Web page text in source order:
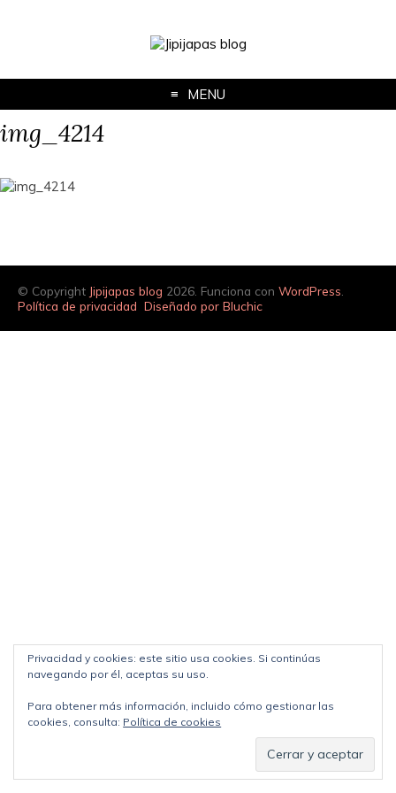
MENU
img_4214
© Copyright Jipijapas blog 2026. Funciona con WordPress
Política de privacidad Diseñado por Bluchic
Privacidad y cookies: este sitio usa cookies. Si continúas
navegando por él, aceptas su uso.
Para obtener más información, incluido cómo gestionar las
cookies, consulta: Política de cookies